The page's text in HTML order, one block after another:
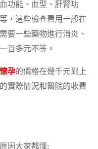
功能、血型、肝腎功
，這些檢查費用一般在
要一些藥物進行消炎、
百多元不等。
孕的價格在幾千元到上
實際情況和醫院的收費
因大家都懂;